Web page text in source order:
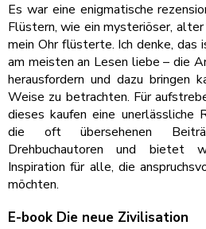
Es war eine enigmatische
Flüstern, wie ein mysteriöser,
mein Ohr flüsterte. Ich denke, das
am meisten an Lesen liebe – die
herausfordern und dazu bringen
Weise zu betrachten. Für
dieses kaufen eine unerlässliche
die oft übersehenen
Drehbuchautoren und bietet
Inspiration für alle, die
möchten.
E-book Die neue Zivilisation